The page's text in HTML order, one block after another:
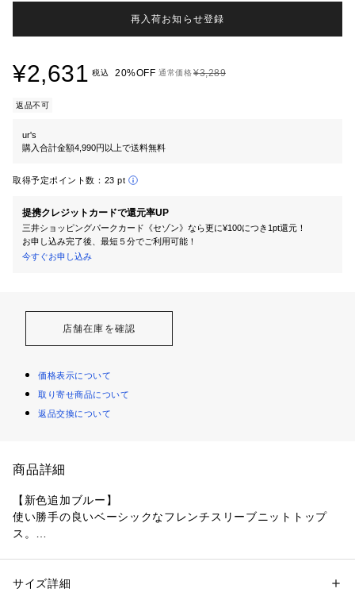
再入荷お知らせ登録
¥2,631 税込 20%OFF 通常価格¥3,289
返品不可
ur's
購入合計金額4,990円以上で送料無料
取得予定ポイント数： 23 pt
提携クレジットカードで還元率UP
三井ショッピングパークカード《セゾン》なら更に¥100につき1pt還元！
お申し込み完了後、最短５分でご利用可能！
今すぐお申し込み
店舗在庫を確認
価格表示について
取り寄せ商品について
返品交換について
商品詳細
【新色追加ブルー】
使い勝手の良いベーシックなフレンチスリーブニットトップ
ス。
シンプルで１枚でもジャケットのインナーにもぴったりです。
性別：レディース
サイズ詳細